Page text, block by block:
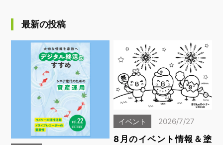
最新の投稿
イベント 2026/7/27
8月のイベント情報＆塗